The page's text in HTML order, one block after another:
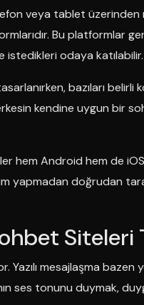
veya tablet
Bu platformlar
istedikleri odaya katılabilir.
bazıları belirli
kendine uygun bir
hem Android hem de
yapmadan doğrudan
Siteleri
Yazılı mesajlaşma
ses tonunu duymak,